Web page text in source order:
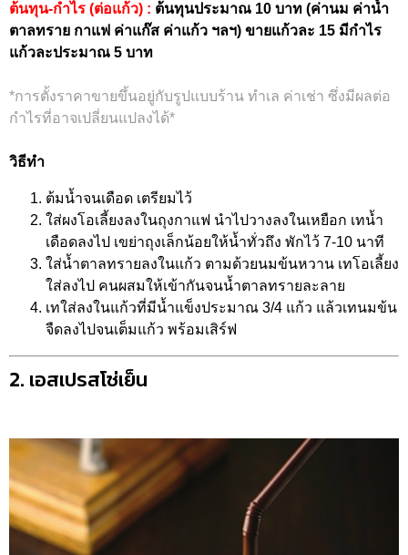
ต้นทุน-กำไร (ต่อแก้ว) : ต้นทุนประมาณ 10 บาท (ค่านม ค่าน้ำ
ตาลทราย กาแฟ ค่าแก๊ส ค่าแก้ว ฯลฯ) ขายแก้วละ 15 มีกำไร
แก้วละประมาณ 5 บาท
*การตั้งราคาขายขึ้นอยู่กับรูปแบบร้าน ทำเล ค่าเช่า ซึ่งมีผลต่อ
กำไรที่อาจเปลี่ยนแปลงได้*
วิธีทำ
ต้มน้ำจนเดือด เตรียมไว้
ใส่ผงโอเลี้ยงลงในถุงกาแฟ นำไปวางลงในเหยือก เทน้ำ
เดือดลงไป เขย่าถุงเล็กน้อยให้น้ำทั่วถึง พักไว้ 7-10 นาที
ใส่น้ำตาลทรายลงในแก้ว ตามด้วยนมข้นหวาน เทโอเลี้ยง
ใส่ลงไป คนผสมให้เข้ากันจนน้ำตาลทรายละลาย
เทใส่ลงในแก้วที่มีน้ำแข็งประมาณ 3/4 แก้ว แล้วเทนมข้น
จืดลงไปจนเต็มแก้ว พร้อมเสิร์ฟ
2. เอสเปรสโซ่เย็น